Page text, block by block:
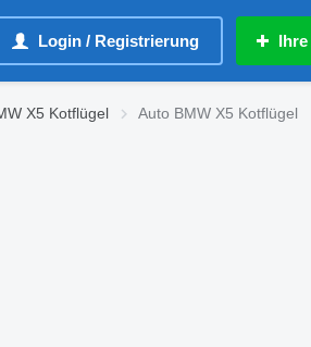
Login / Registrierung
X5 Kotflügel Auto BMW X5 Kotflügel